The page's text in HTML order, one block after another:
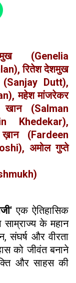
(Genelia
रितेश देशमुख
Dutt),
महेश मांजरेकर
(Salman
Khedekar),
ख़ान (Fardeen
अमोल गुप्ते
एक ऐतिहासिक
साम्राज्य के महान
संघर्ष और वीरता
को जीवंत बनाने
और साहस की